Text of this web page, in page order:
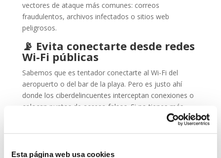
Esta página web usa cookies
vectores de ataque más comunes: correos
fraudulentos, archivos infectados o sitios web
peligrosos.
📡 Evita conectarte desde redes
Wi-Fi públicas
Sabemos que es tentador conectarte al Wi-Fi del
aeropuerto o del bar de la playa. Pero es justo ahí
donde los ciberdelincuentes interceptan conexiones o
colocan puntos de acceso falsos. Si no tienes más
🔒Cambia contraseñas antes de